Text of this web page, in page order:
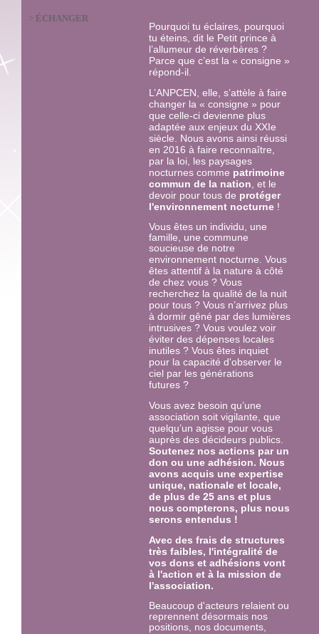
> ÉCHANGER
Pourquoi tu éclaires, pourquoi
tu éteins, dit le Petit prince à
l’allumeur de réverbères ?
Parce que c’est la « consigne »
répond-il.
L’ANPCEN, elle, s’attèle à faire
changer la « consigne » pour
que celle-ci devienne plus
adaptée aux enjeux du XXIe
siècle. Nous avons ainsi réussi
en 2016 à faire reconnaître,
par la loi, les paysages
nocturnes comme patrimoine
commun de la nation , et le
devoir pour tous de protéger
l'environnement nocturne !
Vous êtes un individu, une
famille, une commune
soucieuse de notre
environnement nocturne. Vous
êtes attentif à la nature à côté
de chez vous ? Vous
recherchez la qualité de la nuit
pour tous ? Vous n’arrivez plus
à dormir gêné par des lumières
intrusives ? Vous voulez voir
éviter des dépenses locales
inutiles ? Vous êtes inquiet
pour la capacité d'observer le
ciel par les générations
futures ?
Vous avez besoin qu’une
association soit vigilante, que
quelqu’un agisse pour vous
auprès des décideurs publics.
Soutenez nos actions par un
don ou une adhésion. Nous
avons acquis une expertise
unique, nationale et locale,
de plus de 25 ans et plus
nous compterons, plus nous
serons entendus !
Avec des frais de structures
très faibles, l'intégralité de
vos dons et adhésions vont
à l'action et à la mission de
l'association.
Beaucoup d'acteurs relaient ou
reprennent désormais nos
positions, nos documents,